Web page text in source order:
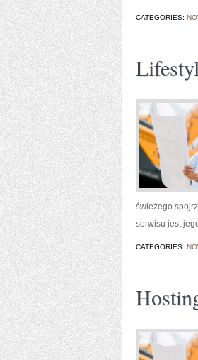
CATEGORIES:
świeżego
serwisu jest
CATEGORIES: